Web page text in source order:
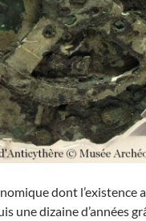
dont l’existence
une dizaine d’années